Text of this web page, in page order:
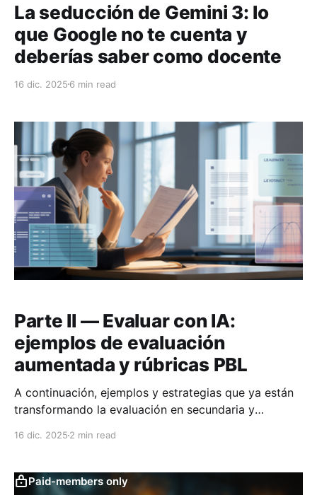
La seducción de Gemini 3: lo
que Google no te cuenta y
deberías saber como docente
16 dic. 2025 6 min read
Parte II — Evaluar con IA:
ejemplos de evaluación
aumentada y rúbricas PBL
A continuación, ejemplos y estrategias que ya están
transformando la evaluación en secundaria y
16 dic. 2025 2 min read
Paid-members only